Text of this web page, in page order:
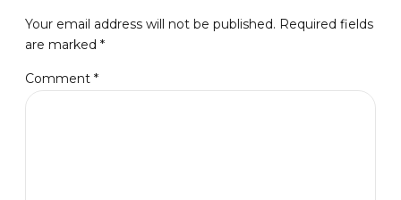
Your email address will not be published. Required fields
are marked *
Comment *